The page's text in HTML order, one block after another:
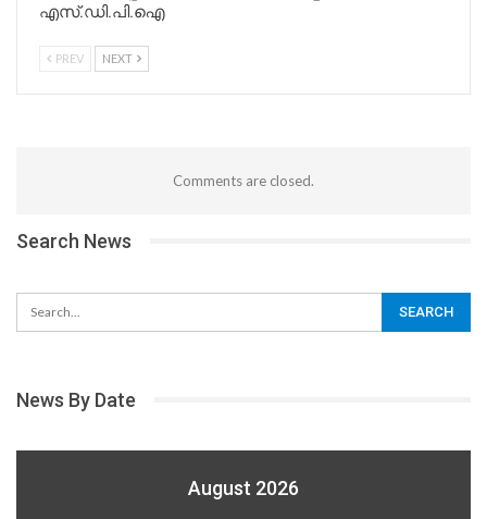
എസ്.ഡി.പി.ഐ
PREV NEXT
Comments are closed.
Search News
News By Date
August 2026